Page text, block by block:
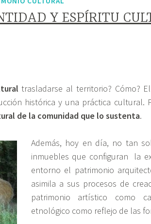
Y ESPÍRITU
trasladarse al territorio? Cómo?
histórica y una práctica cultural.
de la comunidad que lo sustenta.
Además, hoy en día, no tan
inmuebles que configuran la
entorno el patrimonio
asimila a sus procesos de
patrimonio artístico como
etnológico como reflejo de las